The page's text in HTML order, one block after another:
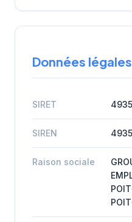
Données
SIRET
SIREN
Raison sociale